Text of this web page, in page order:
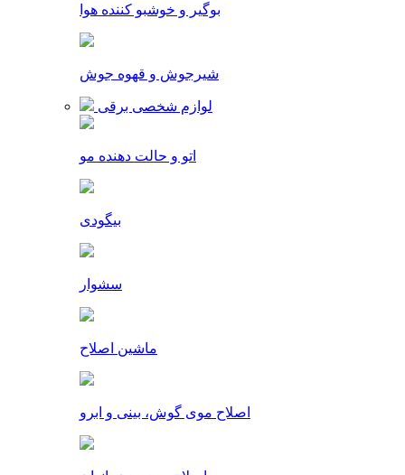
بوگیر و خوشبو کننده هوا
شیرجوش و قهوه جوش
لوازم شخصی برقی
اتو و حالت دهنده مو
بیگودی
سشوار
ماشین اصلاح
اصلاح موی گوش، بینی و ابرو